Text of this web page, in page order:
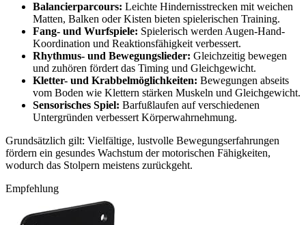
Balancierparcours: Leichte Hindernisstrecken mit weichen
Matten, Balken oder Kisten bieten spielerischen Training.
Fang- und Wurfspiele: Spielerisch werden Augen-Hand-
Koordination und Reaktionsfähigkeit verbessert.
Rhythmus- und Bewegungslieder: Gleichzeitig bewegen
und zuhören fördert das Timing und Gleichgewicht.
Kletter- und Krabbelmöglichkeiten: Bewegungen abseits
vom Boden wie Klettern stärken Muskeln und Gleichgewicht.
Sensorisches Spiel: Barfußlaufen auf verschiedenen
Untergründen verbessert Körperwahrnehmung.
Grundsätzlich gilt: Vielfältige, lustvolle Bewegungserfahrungen
fördern ein gesundes Wachstum der motorischen Fähigkeiten,
wodurch das Stolpern meistens zurückgeht.
Empfehlung